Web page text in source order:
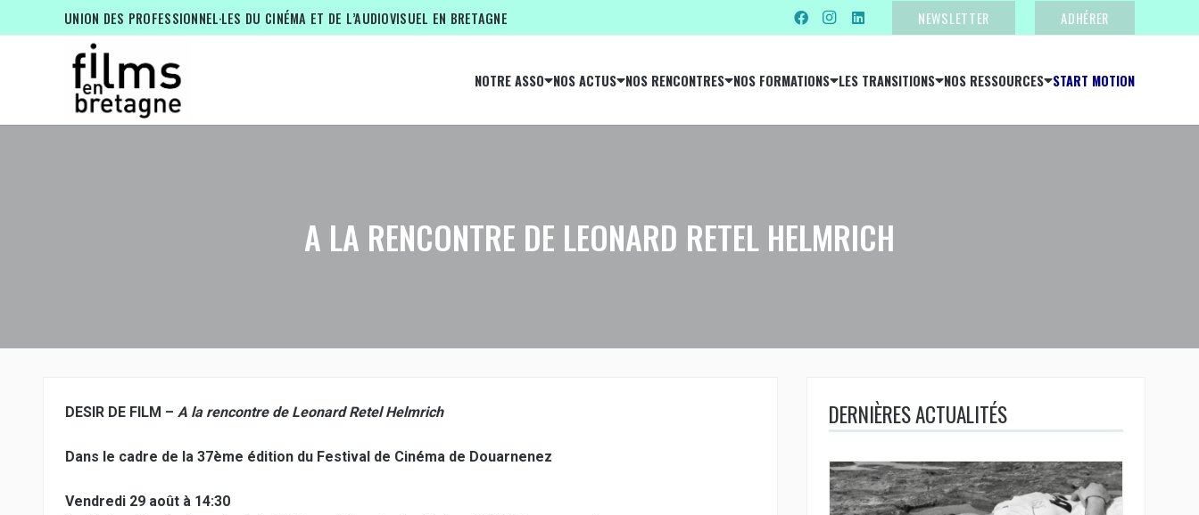
UNION DES PROFESSIONNEL·LES DU CINÉMA ET DE L’AUDIOVISUEL EN BRETAGNE NEWSLETTER ADHÉRER
NOTRE ASSO NOS ACTUS NOS RENCONTRES NOS FORMATIONS LES TRANSITIONS NOS RESSOURCES START MOTION
A LA RENCONTRE DE LEONARD RETEL HELMRICH
DESIR DE FILM – A la rencontre de Leonard Retel Helmrich
Dans le cadre de la 37ème édition du Festival de Cinéma de Douarnenez
Vendredi 29 août à 14:30
DERNIÈRES ACTUALITÉS